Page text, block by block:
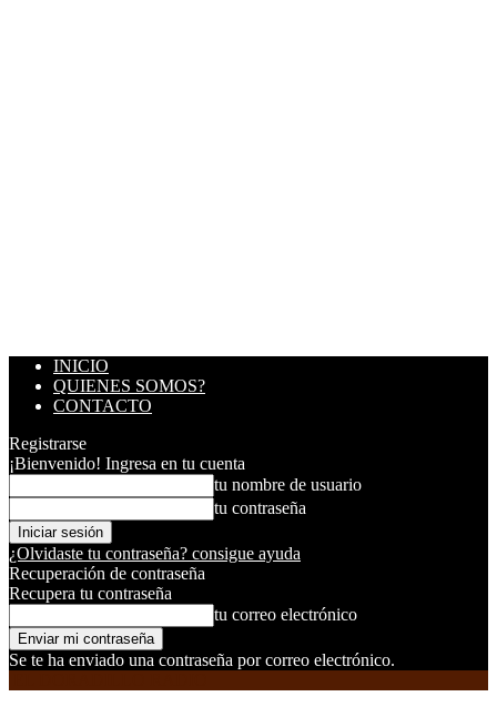
INICIO
QUIENES SOMOS?
CONTACTO
Registrarse
¡Bienvenido! Ingresa en tu cuenta
tu nombre de usuario
tu contraseña
¿Olvidaste tu contraseña? consigue ayuda
Recuperación de contraseña
Recupera tu contraseña
tu correo electrónico
Se te ha enviado una contraseña por correo electrónico.